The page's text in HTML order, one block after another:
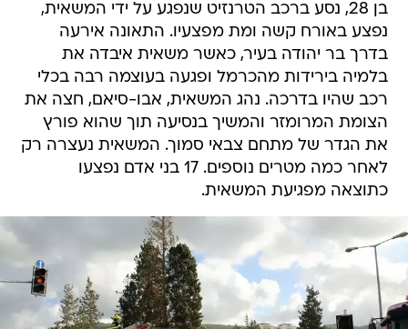
בן 28, נסע ברכב הטרנזיט שנפגע על ידי המשאית,
נפצע באורח קשה ומת מפצעיו. התאונה אירעה
בדרך בר יהודה בעיר, כאשר משאית איבדה את
בלמיה בירידות מהכרמל ופגעה בעוצמה רבה בכלי
רכב שהיו בדרכה. נהג המשאית, אבו-סיאם, חצה את
הצומת המרומזר והמשיך בנסיעה תוך שהוא פורץ
את הגדר של מתחם צבאי סמוך. המשאית נעצרה רק
לאחר כמה מטרים נוספים. 17 בני אדם נפצעו
כתוצאה מפגיעת המשאית.